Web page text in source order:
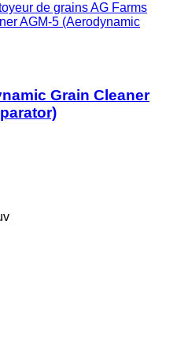
de grains AG Farms
AGM-5 (Aerodynamic
Grain Cleaner